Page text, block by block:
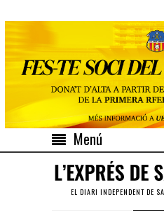
Menú
EL DIARI INDEPENDENT DE